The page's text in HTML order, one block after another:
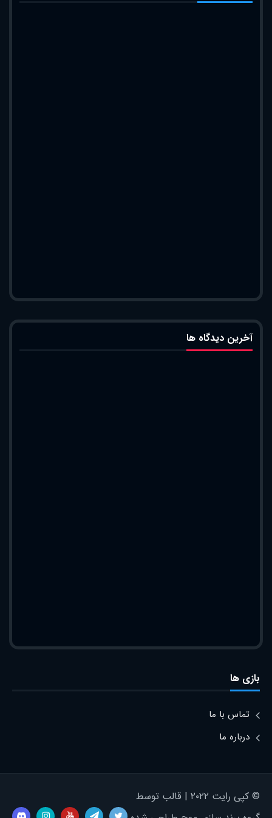
آخرین دیدگاه ها
بازی ها
تماس با ما
درباره ما
© کپی رایت ۲۰۲۲ | قالب توسط